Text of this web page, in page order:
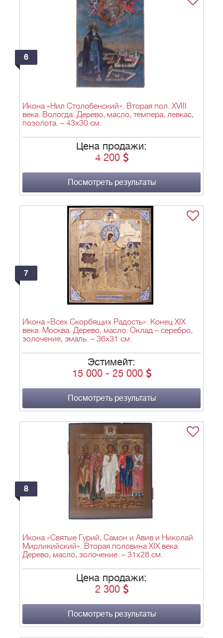
6
Икона «Нил Столобенский». Вторая пол. XVIII
века. Вологда. Дерево, масло, темпера, левкас,
позолота. – 43х30 см.
Цена продажи:
4 200
Посмотреть результаты
7
Икона «Всех Скорбящих Радость». Конец ХIX
века. Москва. Дерево, масло. Оклад – серебро,
золочение, эмаль. – 36х31 см.
Эстимейт:
15 000- 25 000
Посмотреть результаты
8
Икона «Святые Гурий, Самон и Авив и Николай
Мирликийский». Вторая половина XIX века.
Дерево, масло, золочение. – 31х28 см.
Цена продажи:
2 300
Посмотреть результаты